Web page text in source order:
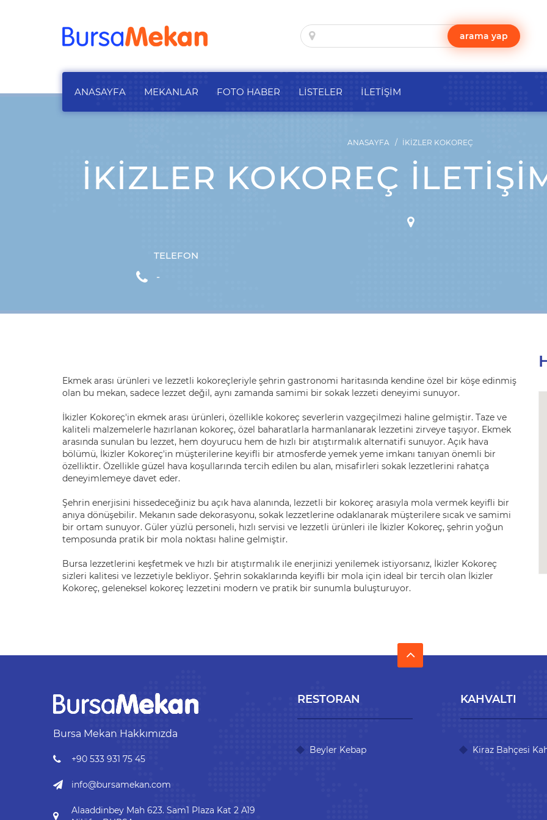
arama yap
ANASAYFA MEKANLAR FOTO HABER LİSTELER İLETİŞİM
ANASAYFA İKIZLER KOKOREÇ
İKIZLER KOKOREÇ
TELEFON
-
Ekmek arası ürünleri ve lezzetli kokoreçleriyle şehrin gastronomi haritasında kendine özel bir köşe edinmiş
olan bu mekan, sadece lezzet değil, aynı zamanda samimi bir sokak lezzeti deneyimi sunuyor.
İkizler Kokoreç'in ekmek arası ürünleri, özellikle kokoreç severlerin vazgeçilmezi haline gelmiştir. Taze ve
kaliteli malzemelerle hazırlanan kokoreç, özel baharatlarla harmanlanarak lezzetini zirveye taşıyor. Ekmek
arasında sunulan bu lezzet, hem doyurucu hem de hızlı bir atıştırmalık alternatifi sunuyor. Açık hava
bölümü, İkizler Kokoreç'in müşterilerine keyifli bir atmosferde yemek yeme imkanı tanıyan önemli bir
özelliktir. Özellikle güzel hava koşullarında tercih edilen bu alan, misafirleri sokak lezzetlerini rahatça
deneyimlemeye davet eder.
Şehrin enerjisini hissedeceğiniz bu açık hava alanında, lezzetli bir kokoreç arasıyla mola vermek keyifli bir
anıya dönüşebilir. Mekanın sade dekorasyonu, sokak lezzetlerine odaklanarak müşterilere sıcak ve samimi
bir ortam sunuyor. Güler yüzlü personeli, hızlı servisi ve lezzetli ürünleri ile İkizler Kokoreç, şehrin yoğun
temposunda pratik bir mola noktası haline gelmiştir.
Bursa lezzetlerini keşfetmek ve hızlı bir atıştırmalık ile enerjinizi yenilemek istiyorsanız, İkizler Kokoreç
sizleri kalitesi ve lezzetiyle bekliyor. Şehrin sokaklarında keyifli bir mola için ideal bir tercih olan İkizler
Kokoreç, geleneksel kokoreç lezzetini modern ve pratik bir sunumla buluşturuyor.
Bursa Mekan Hakkımızda
+90 533 931 75 45
info@bursamekan.com
Alaaddinbey Mah 623. Sam1 Plaza Kat 2 A19
RESTORAN
Beyler Kebap
KAHVALTI
Kiraz Bahçesi